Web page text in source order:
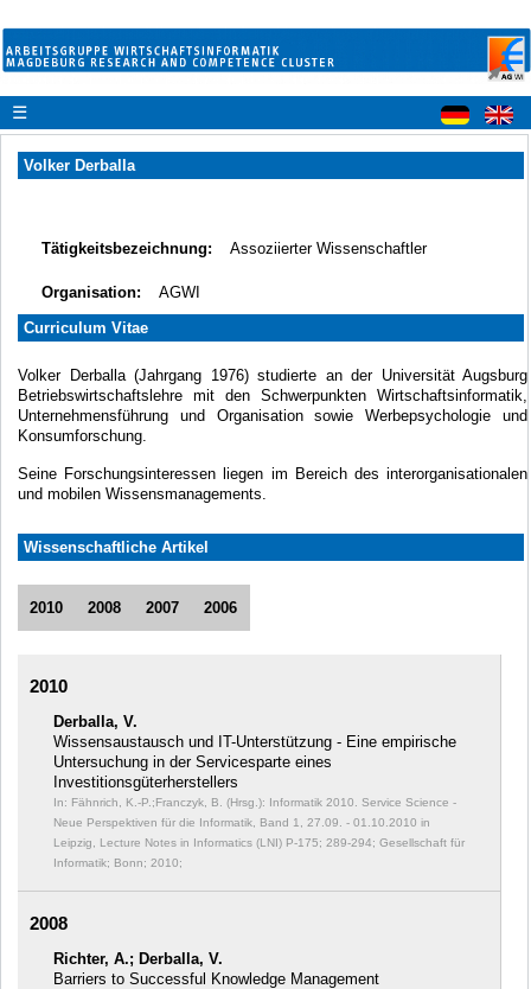
☰
Volker Derballa
Tätigkeitsbezeichnung: Assoziierter Wissenschaftler
Organisation:
AGWI
Curriculum Vitae
Volker Derballa (Jahrgang 1976) studierte an der Universität Augsburg
Betriebswirtschaftslehre mit den Schwerpunkten Wirtschaftsinformatik,
Unternehmensführung und Organisation sowie Werbepsychologie und
Konsumforschung.
Seine Forschungsinteressen liegen im Bereich des interorganisationalen
und mobilen Wissensmanagements.
Wissenschaftliche Artikel
2010 2008 2007 2006
2010
Derballa, V.
Wissensaustausch und IT-Unterstützung - Eine empirische
Untersuchung in der Servicesparte eines
Investitionsgüterherstellers
In: Fähnrich, K.-P.;Franczyk, B. (Hrsg.): Informatik 2010. Service Science -
Neue Perspektiven für die Informatik, Band 1, 27.09. - 01.10.2010 in
Leipzig, Lecture Notes in Informatics (LNI) P-175; 289-294; Gesellschaft für
Informatik; Bonn; 2010;
2008
Richter, A.; Derballa, V.
Barriers to Successful Knowledge Management